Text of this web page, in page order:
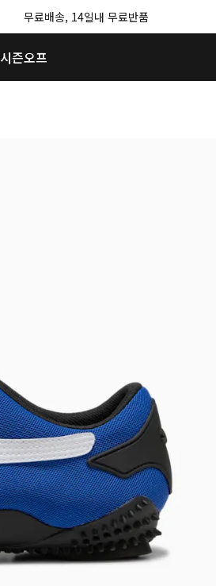
무료배송, 14일내 무료반품
시즌오프